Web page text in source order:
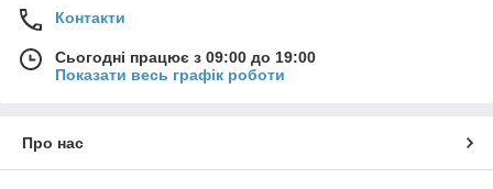
Контакти
Сьогодні працює з 09:00 до 19:00
Показати весь графік роботи
Про нас